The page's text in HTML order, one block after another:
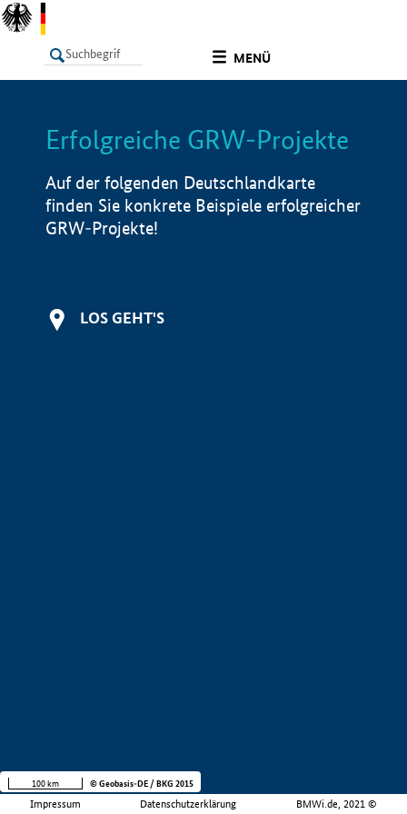
MENÜ
LISTE Info
Erfolgreiche GRW-Projekte
Auf der folgenden Deutschlandkarte
finden Sie konkrete Beispiele erfolgreicher
GRW-Projekte!
LOS GEHT'S
Impressum Datenschutzerklärung BMWi.de, 2021 ©
100 km © Geobasis-DE / BKG 2015